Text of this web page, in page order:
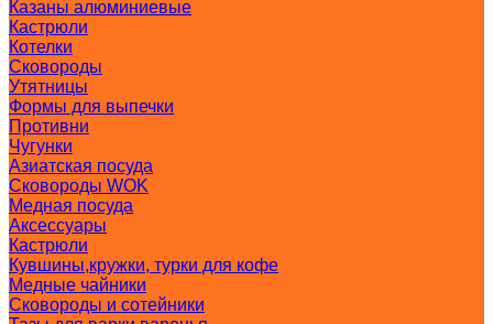
Казаны алюминиевые
Кастрюли
Котелки
Сковороды
Утятницы
Формы для выпечки
Противни
Чугунки
Азиатская посуда
Сковороды WOK
Медная посуда
Аксессуары
Кастрюли
Кувшины,кружки, турки для кофе
Медные чайники
Сковороды и сотейники